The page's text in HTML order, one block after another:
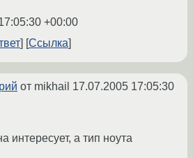
+00:00
Ссылка
от mikhail 17.07.2005 17:05:30
интересует, а тип ноута